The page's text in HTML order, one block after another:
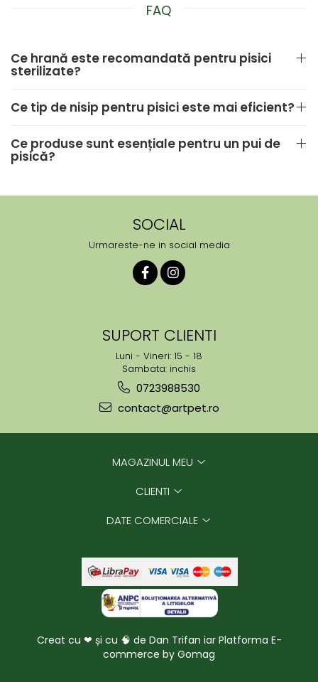
FAQ
Ce hrană este recomandată pentru pisici
sterilizate?
Ce tip de nisip pentru pisici este mai eficient?
Ce produse sunt esențiale pentru un pui de
pisică?
SOCIAL
Urmareste-ne in social media
SUPORT CLIENTI
Luni - Vineri: 15 - 18
Sambata: inchis
0723988530
contact@artpet.ro
MAGAZINUL MEU
CLIENTI
DATE COMERCIALE
Creat cu ❤ și cu 🧠 de Dan Trifan iar Platforma E-
commerce by Gomag